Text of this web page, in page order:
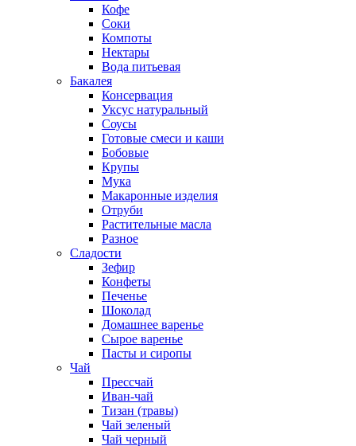
Кофе
Соки
Компоты
Нектары
Вода питьевая
Бакалея
Консервация
Уксус натуральный
Соусы
Готовые смеси и каши
Бобовые
Крупы
Мука
Макаронные изделия
Отруби
Растительные масла
Разное
Сладости
Зефир
Конфеты
Печенье
Шоколад
Домашнее варенье
Сырое варенье
Пасты и сиропы
Чай
Прессчай
Иван-чай
Тизан (травы)
Чай зеленый
Чай черный